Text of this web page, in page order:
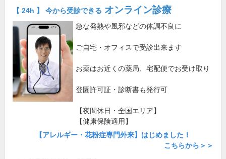
【 24h 】 今から受診できる オンライン診療
急な発熱や風邪などの体調不良に
ご自宅・オフィスで受診出来ます
お薬はお近くの薬局、宅配便でお受け取り
登園許可証・診断書も発行可
【夜間休日・全国エリア】
【健康保険適用】
【アレルギー・花粉症専門外来】はじめました！
こちらから＞＞